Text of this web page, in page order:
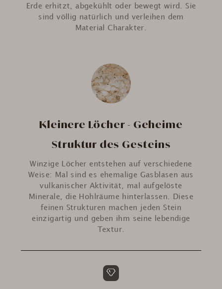
Erde erhitzt, abgekühlt oder bewegt wird. Sie
sind völlig natürlich und verleihen dem
Material Charakter.
Kleinere Löcher - Geheime
Struktur des Gesteins
Winzige Löcher entstehen auf verschiedene
Weise: Mal sind es ehemalige Gasblasen aus
vulkanischer Aktivität, mal aufgelöste
Minerale, die Hohlräume hinterlassen. Diese
feinen Strukturen machen jeden Stein
einzigartig und geben ihm seine lebendige
Textur.